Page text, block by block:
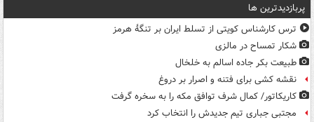
پربازدیدترین ها
ترس کارشناس کویتی از تسلط ایران بر تنگۀ هرمز
شکار تمساح در مالزی
طبیعت بکر جاده اسالم به خلخال
نقشه کشی برای فتنه و اصرار بر دروغ
کاریکاتور/ کمال شرف توافق مکه را به سخره گرفت
مجتبی جباری تیم جدیدش را انتخاب کرد